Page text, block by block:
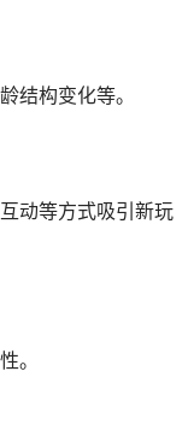
结构变化等。
动等方式吸引新玩
。